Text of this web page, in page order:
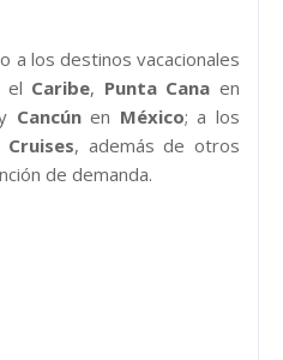
a los destinos vacacionales
el Caribe, Punta Cana en
Cancúnen México; a los
, además de otros
de demanda.